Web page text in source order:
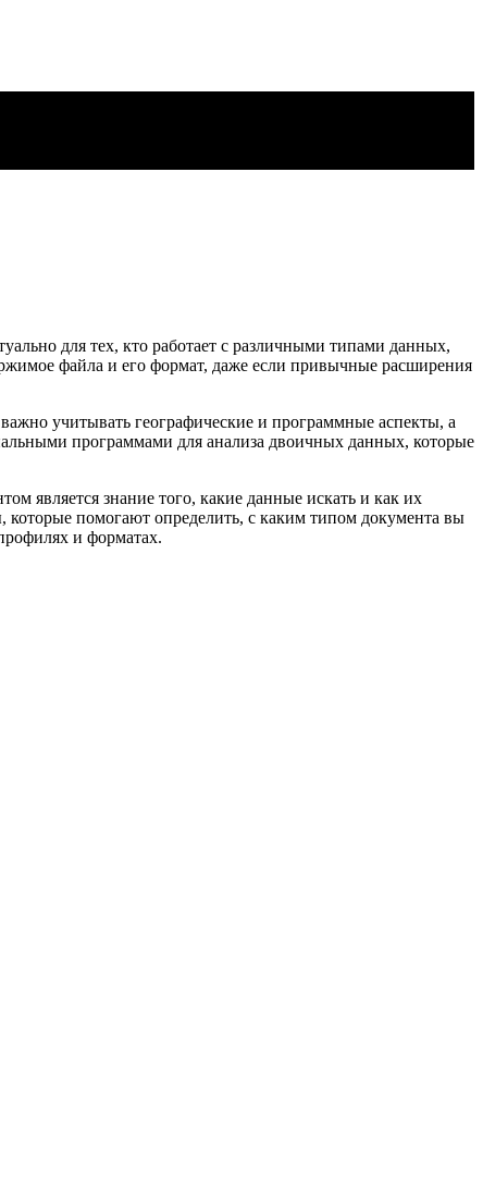
для тех, кто работает с различными типами данных,
файла и его формат, даже если привычные расширения
учитывать географические и программные аспекты, а
программами для анализа двоичных данных, которые
является знание того, какие данные искать и как их
которые помогают определить, с каким типом документа вы
и форматах.